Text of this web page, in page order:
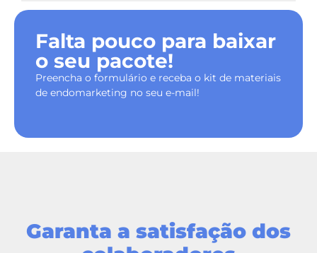
Falta pouco para baixar
o seu pacote!
Preencha o formulário e receba o kit de materiais
de endomarketing no seu e-mail!
Garanta a satisfação dos